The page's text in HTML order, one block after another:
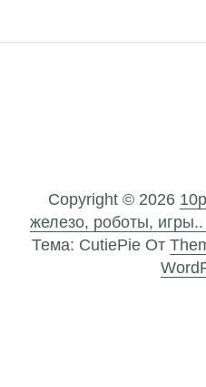
Copyright © 2026
железо, роботы, игры..
Тема: CutiePie От